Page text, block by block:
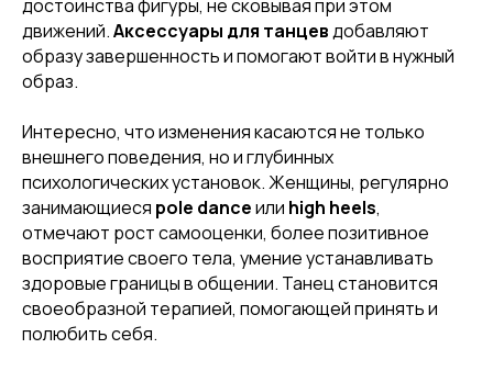
достоинства фигуры, не сковывая при этом
движений.Аксессуары для танцевдобавляют
образу завершенность и помогают войти в нужный
образ.
Интересно, что изменения касаются не только
внешнего поведения, но и глубинных
психологических установок. Женщины, регулярно
занимающиеся pole danceили high heels,
отмечают рост самооценки, более позитивное
восприятие своего тела, умение устанавливать
здоровые границы в общении. Танец становится
своеобразной терапией, помогающей принять и
полюбить себя.
[ DISCOUNTS ]
АКЦИИ